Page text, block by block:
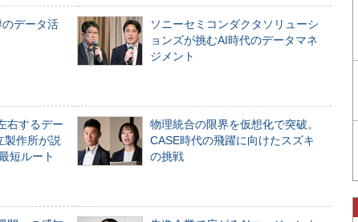
データ活
ソニーセミコンダクタソリューシ
ョンズが挑むAI時代のデータマネ
ジメント
右するデー
製作所が説
短ルート
物理統合の限界を仮想化で突破。
CASE時代の飛躍に向けたスズキ
の挑戦